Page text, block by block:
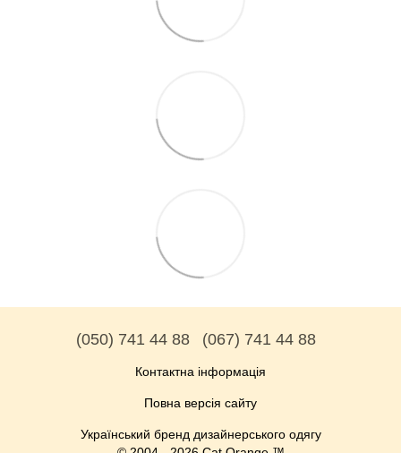
(050) 741 44 88 (067) 741 44 88
Контактна інформація
Повна версія сайту
Український бренд дизайнерського одягу